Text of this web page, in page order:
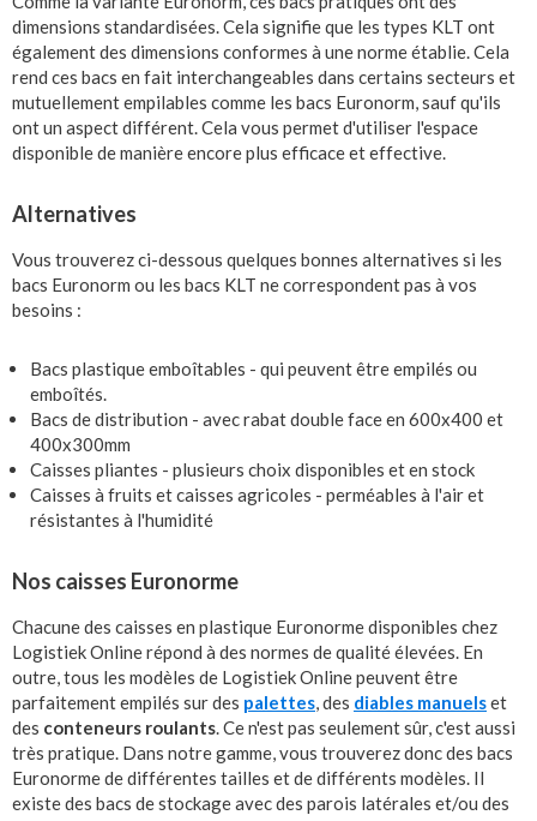
dimensions standardisées. Cela signifie que les types KLT ont
également des dimensions conformes à une norme établie. Cela
rend ces bacs en fait interchangeables dans certains secteurs et
mutuellement empilables comme les bacs Euronorm, sauf qu'ils
ont un aspect différent. Cela vous permet d'utiliser l'espace
disponible de manière encore plus efficace et effective.
Alternatives
Vous trouverez ci-dessous quelques bonnes alternatives si les
bacs Euronorm ou les bacs KLT ne correspondent pas à vos
besoins :
Bacs plastique emboîtables - qui peuvent être empilés ou
emboîtés.
Bacs de distribution - avec rabat double face en 600x400 et
400x300mm
Caisses pliantes - plusieurs choix disponibles et en stock
Caisses à fruits et caisses agricoles - perméables à l'air et
résistantes à l'humidité
Nos caisses Euronorme
Chacune des caisses en plastique Euronorme disponibles chez
Logistiek Online répond à des normes de qualité élevées. En
outre, tous les modèles de Logistiek Online peuvent être
parfaitement empilés sur des palettes , des diables manuelset
des conteneurs roulants . Ce n'est pas seulement sûr, c'est aussi
très pratique. Dans notre gamme, vous trouverez donc des bacs
Euronorme de différentes tailles et de différents modèles. Il
existe des bacs de stockage avec des parois latérales et/ou des